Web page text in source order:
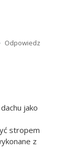
Odpowiedz
jako
stropem
z